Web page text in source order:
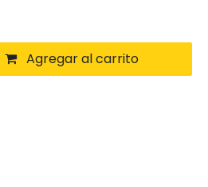
Agregar al carrito